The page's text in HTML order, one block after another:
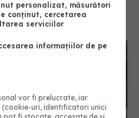
personalizat, măsurători
conținut, cercetarea
serviciilor
informațiilor de pe
vor fi prelucrate, iar
uri, identificatori unici